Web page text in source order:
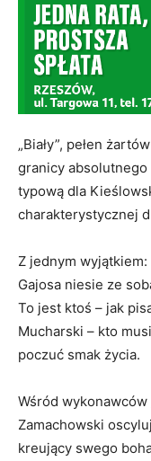
„Biały”, pełen
granicy
typową dla
charakterystycznej
Z jednym
Gajosa niesie ze
To jest ktoś – jak
Mucharski – kto
poczuć smak życia.
Wśród wykonawców
Zamachowski
kreujący swego